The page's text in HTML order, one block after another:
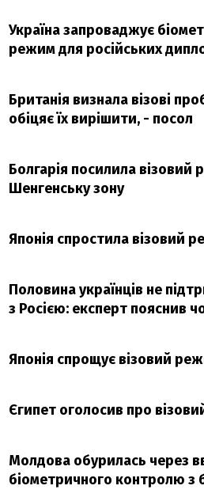
Україна запроваджує
режим для російських
Британія визнала візові
обіцяє їх вирішити, - посол
Болгарія посилила
Шенгенську зону
Японія спростила візовий
Половина українців не
з Росією: експерт пояснив
Японія спрощує візовий
Єгипет оголосив про
Молдова обурилась через
біометричного контролю з